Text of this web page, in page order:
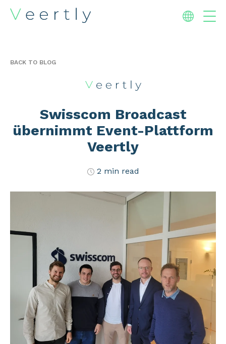
BACK TO BLOG
Swisscom Broadcast
übernimmt Event-Plattform
Veertly
2 min read